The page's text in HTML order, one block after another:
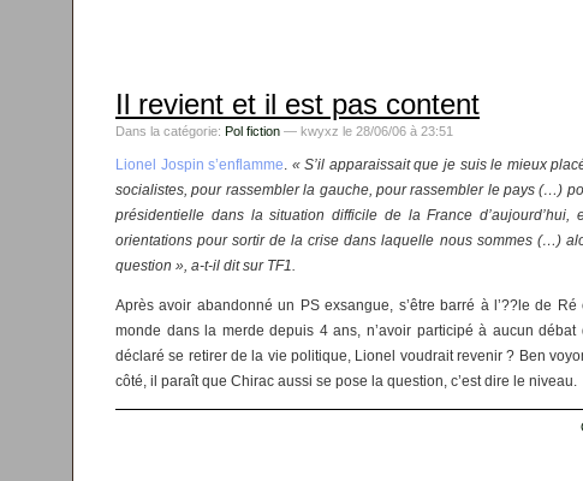
Il revient et il est pas content
Dans la catégorie: Pol fiction — kwyxz le 28/06/06 à 23:51
Lionel Jospin s’enflamme. « S’il apparaissait que je suis le mieux
socialistes, pour rassembler la gauche, pour rassembler le pays (…)
présidentielle dans la situation difficile de la France d’aujourd’hui,
orientations pour sortir de la crise dans laquelle nous sommes (…)
question », a-t-il dit sur TF1.
Après avoir abandonné un PS exsangue, s’être barré à l’??le de
monde dans la merde depuis 4 ans, n’avoir participé à aucun débat
déclaré se retirer de la vie politique, Lionel voudrait revenir ? Ben
côté, il paraît que Chirac aussi se pose la question, c’est dire le niveau.